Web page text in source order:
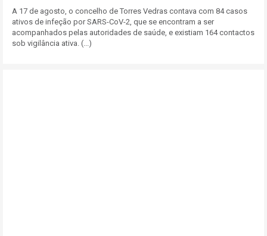
A 17 de agosto, o concelho de Torres Vedras contava com 84 casos
ativos de infeção por SARS-CoV-2, que se encontram a ser
acompanhados pelas autoridades de saúde, e existiam 164 contactos
sob vigilância ativa. (...)